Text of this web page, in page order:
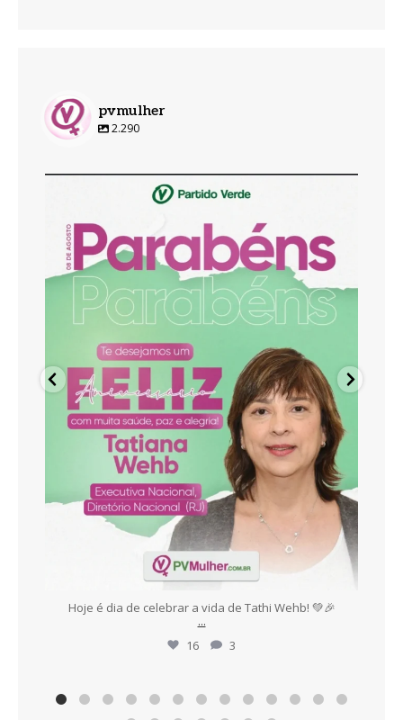
pvmulher
2.290
pvmulher
Ago 8
Hoje é dia de celebrar a vida de Tathi Wehb! 💚🎉
...
16
3